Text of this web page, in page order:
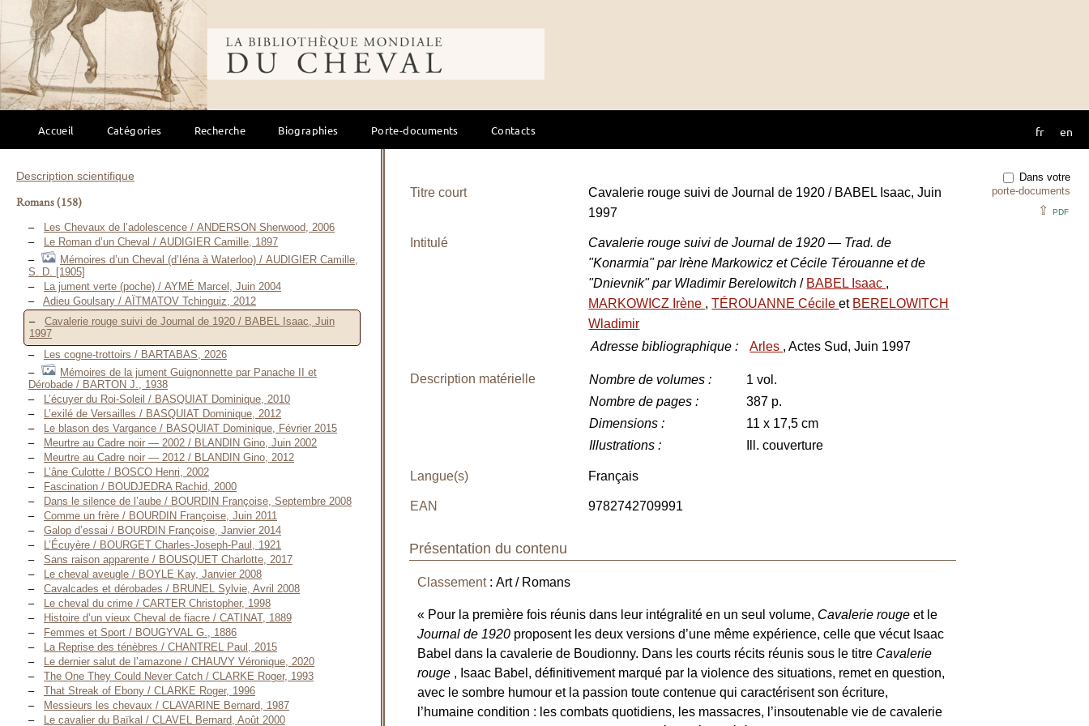
Bibliothèque mondiale du cheval
Accueil Catégories Recherche Biographies Porte-documents Contacts fr en
Description scientifique
Romans(158)
Les Chevaux de l’adolescence / ANDERSON Sherwood, 2006
Le Roman d’un Cheval / AUDIGIER Camille, 1897
Mémoires d’un Cheval (d’Iéna à Waterloo) / AUDIGIER Camille,
S. D. [1905]
La jument verte (poche) / AYMÉ Marcel, Juin 2004
Adieu Goulsary / AÏTMATOV Tchinguiz, 2012
Cavalerie rouge suivi de Journal de 1920 / BABEL Isaac, Juin
1997
Les cogne-trottoirs / BARTABAS, 2026
Mémoires de la jument Guignonnette par Panache II et
Dérobade / BARTON J., 1938
L’écuyer du Roi-Soleil / BASQUIAT Dominique, 2010
L’exilé de Versailles / BASQUIAT Dominique, 2012
Le blason des Vargance / BASQUIAT Dominique, Février 2015
Meurtre au Cadre noir — 2002 / BLANDIN Gino, Juin 2002
Meurtre au Cadre noir — 2012 / BLANDIN Gino, 2012
L’âne Culotte / BOSCO Henri, 2002
Fascination / BOUDJEDRA Rachid, 2000
Dans le silence de l’aube / BOURDIN Françoise, Septembre 2008
Comme un frère / BOURDIN Françoise, Juin 2011
Galop d’essai / BOURDIN Françoise, Janvier 2014
L’Écuyère / BOURGET Charles-Joseph-Paul, 1921
Sans raison apparente / BOUSQUET Charlotte, 2017
Le cheval aveugle / BOYLE Kay, Janvier 2008
Cavalcades et dérobades / BRUNEL Sylvie, Avril 2008
Le cheval du crime / CARTER Christopher, 1998
Histoire d’un vieux Cheval de fiacre / CATINAT, 1889
Femmes et Sport / BOUGYVAL G., 1886
La Reprise des ténèbres / CHANTREL Paul, 2015
Le dernier salut de l’amazone / CHAUVY Véronique, 2020
The One They Could Never Catch / CLARKE Roger, 1993
That Streak of Ebony / CLARKE Roger, 1996
Messieurs les chevaux / CLAVARINE Bernard, 1987
Le cavalier du Baïkal / CLAVEL Bernard, Août 2000
Dans votre
porte-documents
⇪ PDF
Titre court
Cavalerie rouge suivi de Journal de 1920 / BABEL Isaac, Juin
1997
Intitulé
Cavalerie rouge suivi de Journal de 1920 — Trad. de
"Konarmia" par Irène Markowicz et Cécile Térouanne et de
"Dnievnik" par Wladimir Berelowitch/ BABEL Isaac ,
MARKOWICZ Irène ,TÉROUANNE Cécileet BERELOWITCH
Wladimir
Adresse bibliographique : Arles , Actes Sud, Juin 1997
Description matérielle Nombre de volumes :
1 vol.
Nombre de pages :
387 p.
Dimensions :
11 x 17,5 cm
Illustrations : Ill. couverture
Langue(s) Français
EAN 9782742709991
Présentation du contenu
Classement: Art / Romans
« Pour la première fois réunis dans leur intégralité en un seul volume, Cavalerie rougeet le
Journal de 1920 proposent les deux versions d’une même expérience, celle que vécut Isaac
Babel dans la cavalerie de Boudionny. Dans les courts récits réunis sous le titre Cavalerie
rouge , Isaac Babel, définitivement marqué par la violence des situations, remet en question,
avec le sombre humour et la passion toute contenue qui caractérisent son écriture,
l’humaine condition : les combats quotidiens, les massacres, l’insoutenable vie de cavalerie